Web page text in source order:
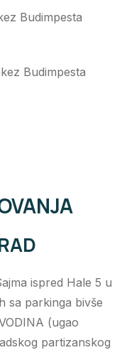
ispred Hale 5 u
sa parkinga bivše
(ugao
partizanskog